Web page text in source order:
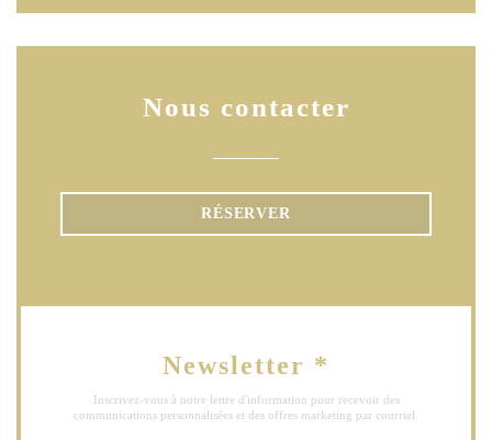
Nous contacter
RÉSERVER
Newsletter *
Inscrivez-vous à notre lettre d'information pour recevoir des
communications personnalisées et des offres marketing par courriel.